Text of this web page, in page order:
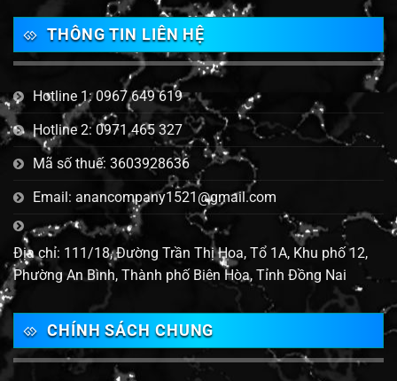
THÔNG TIN LIÊN HỆ
Hotline 1: 0967 649 619
Hotline 2: 0971 465 327
Mã số thuế: 3603928636
Email: anancompany1521@gmail.com
Địa chỉ: 111/18, Đường Trần Thị Hoa, Tổ 1A, Khu phố 12,
Phường An Bình, Thành phố Biên Hòa, Tỉnh Đồng Nai
CHÍNH SÁCH CHUNG